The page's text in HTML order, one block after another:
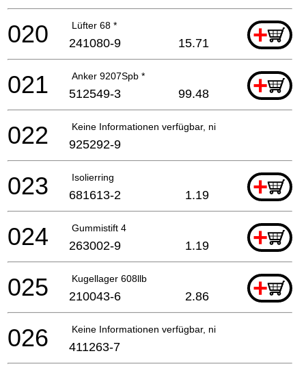
Lüfter 68 * +
020 241080-9 15.71
Anker 9207Spb * +
021 512549-3 99.48
Keine Informationen verfügbar, nicht bestellbar
022 925292-9
Isolierring +
023 681613-2 1.19
Gummistift 4 +
024 263002-9 1.19
Kugellager 608llb +
025 210043-6 2.86
Keine Informationen verfügbar, nicht bestellbar
026 411263-7